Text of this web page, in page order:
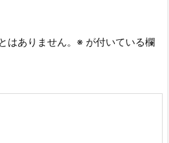
はありません。 ※ が付いている欄